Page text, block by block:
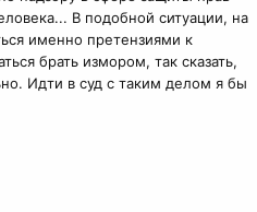
В подобной ситуации, на
именно претензиями к
брать измором, так сказать,
Идти в суд с таким делом я бы